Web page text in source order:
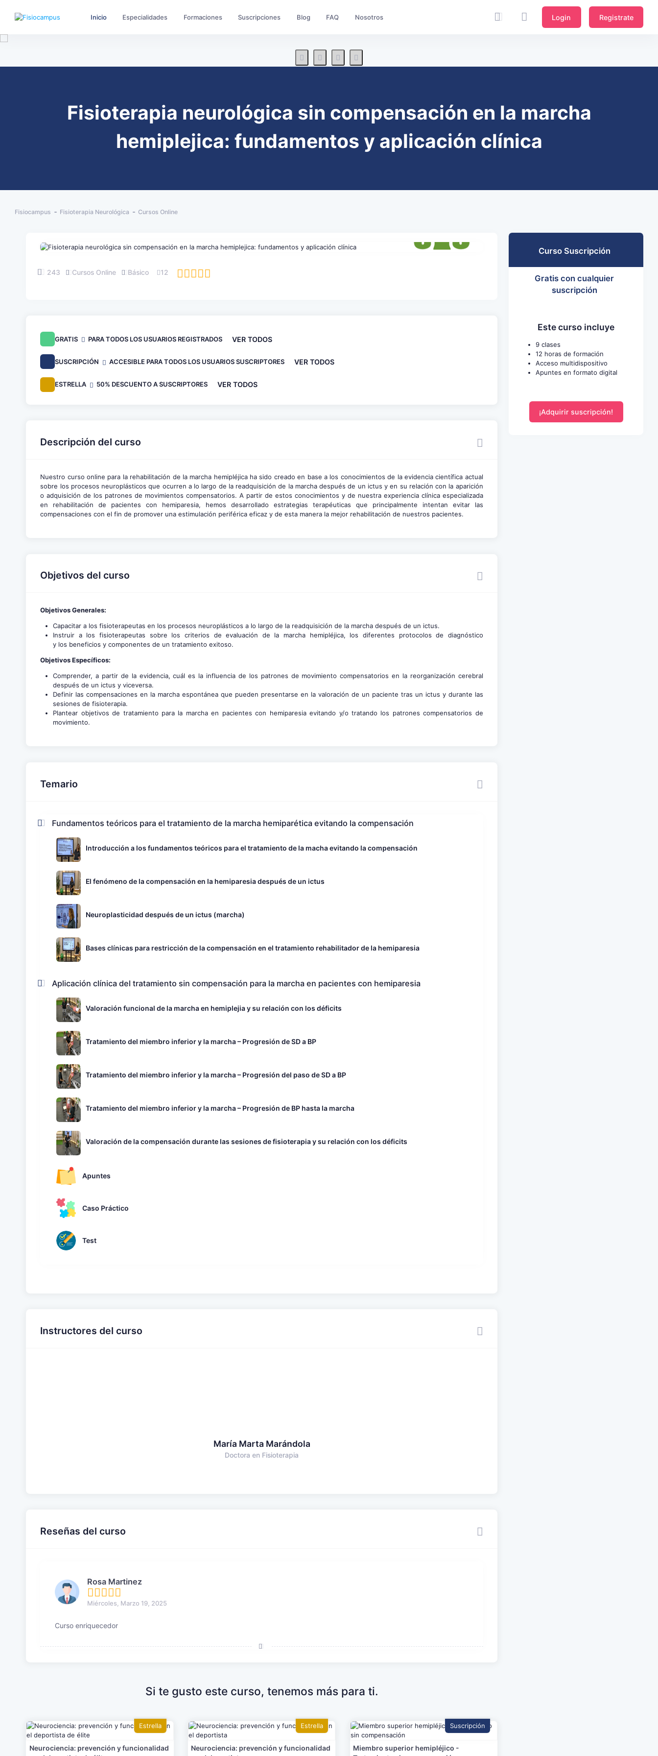
Inicio Especialidades Formaciones Suscripciones Blog FAQ Nosotros Login Registrate
Fisioterapia neurológica sin compensación en la marcha
hemiplejica: fundamentos y aplicación clínica
Fisiocampus Fisioterapia Neurológica Cursos Online
243 Cursos Online Básico 12
GRATIS PARA TODOS LOS USUARIOS REGISTRADOS VER TODOS
SUSCRIPCIÓN ACCESIBLE PARA TODOS LOS USUARIOS SUSCRIPTORES VER TODOS
ESTRELLA 50% DESCUENTO A SUSCRIPTORES VER TODOS
Descripción del curso
Nuestro curso online para la rehabilitación de la marcha hemipléjica ha sido creado en base a los conocimientos de la evidencia científica actual
sobre los procesos neuroplásticos que ocurren a lo largo de la readquisición de la marcha después de un ictus y en su relación con la aparición
o adquisición de los patrones de movimientos compensatorios. A partir de estos conocimientos y de nuestra experiencia clínica especializada
en rehabilitación de pacientes con hemiparesia, hemos desarrollado estrategias terapéuticas que principalmente intentan evitar las
compensaciones con el fin de promover una estimulación periférica eficaz y de esta manera la mejor rehabilitación de nuestros pacientes.
Objetivos del curso
Objetivos Generales:
Capacitar a los fisioterapeutas en los procesos neuroplásticos a lo largo de la readquisición de la marcha después de un ictus.
Instruir a los fisioterapeutas sobre los criterios de evaluación de la marcha hemipléjica, los diferentes protocolos de diagnóstico
y los beneficios y componentes de un tratamiento exitoso.
Objetivos Específicos:
Comprender, a partir de la evidencia, cuál es la influencia de los patrones de movimiento compensatorios en la reorganización cerebral
después de un ictus y viceversa.
Definir las compensaciones en la marcha espontánea que pueden presentarse en la valoración de un paciente tras un ictus y durante las
sesiones de fisioterapia.
Plantear objetivos de tratamiento para la marcha en pacientes con hemiparesia evitando y/o tratando los patrones compensatorios de
movimiento.
Temario
Fundamentos teóricos para el tratamiento de la marcha hemiparética evitando la compensación
Introducción a los fundamentos teóricos para el tratamiento de la macha evitando la compensación
El fenómeno de la compensación en la hemiparesia después de un ictus
Neuroplasticidad después de un ictus (marcha)
Bases clínicas para restricción de la compensación en el tratamiento rehabilitador de la hemiparesia
Aplicación clínica del tratamiento sin compensación para la marcha en pacientes con hemiparesia
Valoración funcional de la marcha en hemiplejia y su relación con los déficits
Tratamiento del miembro inferior y la marcha – Progresión de SD a BP
Tratamiento del miembro inferior y la marcha – Progresión del paso de SD a BP
Tratamiento del miembro inferior y la marcha – Progresión de BP hasta la marcha
Valoración de la compensación durante las sesiones de fisioterapia y su relación con los déficits
Apuntes
Caso Práctico
Test
Instructores del curso
María Marta Marándola
Doctora en Fisioterapia
Reseñas del curso
Rosa Martinez
Miércoles, Marzo 19, 2025
Curso enriquecedor
Si te gusto este curso, tenemos más para ti.
Estrella
Neurociencia: prevención y funcionalidad
Estrella
Neurociencia: prevención y funcionalidad
Suscripción
Miembro superior hemipléjico -
Curso Suscripción
Gratis con cualquier
suscripción
Este curso incluye
9 clases
12 horas de formación
Acceso multidispositivo
Apuntes en formato digital
¡Adquirir suscripción!